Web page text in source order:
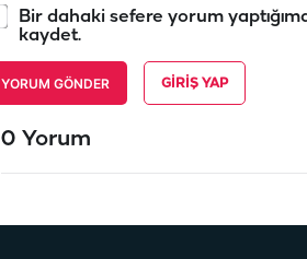
Bir dahaki sefere yorum
kaydet.
YORUM GÖNDER GIRIŞ YAP
0 Yorum